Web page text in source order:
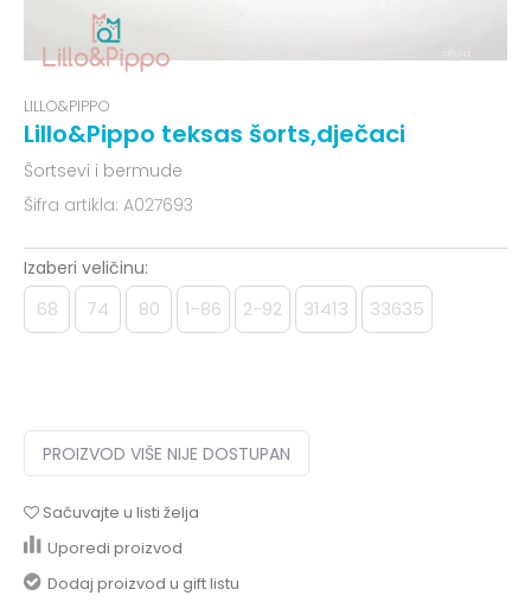
LILLO&PIPPO
Lillo&Pippo teksas šorts,dječaci
Šortsevi i bermude
Šifra artikla: A027693
Izaberi veličinu:
68 74 80 1-86 2-92 31413 33635
PROIZVOD VIŠE NIJE DOSTUPAN
Sačuvajte u listi želja
Uporedi proizvod
Dodaj proizvod u gift listu